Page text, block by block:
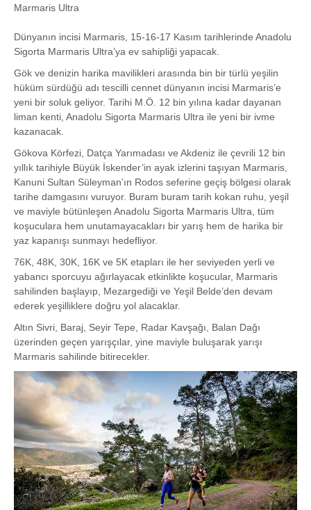
Marmaris Ultra
Dünyanın incisi Marmaris, 15-16-17 Kasım tarihlerinde Anadolu
Sigorta Marmaris Ultra’ya ev sahipliği yapacak.
Gök ve denizin harika mavilikleri arasında bin bir türlü yeşilin
hüküm sürdüğü adı tescilli cennet dünyanın incisi Marmaris’e
yeni bir soluk geliyor. Tarihi M.Ö. 12 bin yılına kadar dayanan
liman kenti, Anadolu Sigorta Marmaris Ultra ile yeni bir ivme
kazanacak.
Gökova Körfezi, Datça Yarımadası ve Akdeniz ile çevrili 12 bin
yıllık tarihiyle Büyük İskender’in ayak izlerini taşıyan Marmaris,
Kanuni Sultan Süleyman’ın Rodos seferine geçiş bölgesi olarak
tarihe damgasını vuruyor. Buram buram tarih kokan ruhu, yeşil
ve maviyle bütünleşen Anadolu Sigorta Marmaris Ultra, tüm
koşuculara hem unutamayacakları bir yarış hem de harika bir
yaz kapanışı sunmayı hedefliyor.
76K, 48K, 30K, 16K ve 5K etapları ile her seviyeden yerli ve
yabancı sporcuyu ağırlayacak etkinlikte koşucular, Marmaris
sahilinden başlayıp, Mezargediği ve Yeşil Belde’den devam
ederek yeşilliklere doğru yol alacaklar.
Altın Sivri, Baraj, Seyir Tepe, Radar Kavşağı, Balan Dağı
üzerinden geçen yarışçılar, yine maviyle buluşarak yarışı
Marmaris sahilinde bitirecekler.